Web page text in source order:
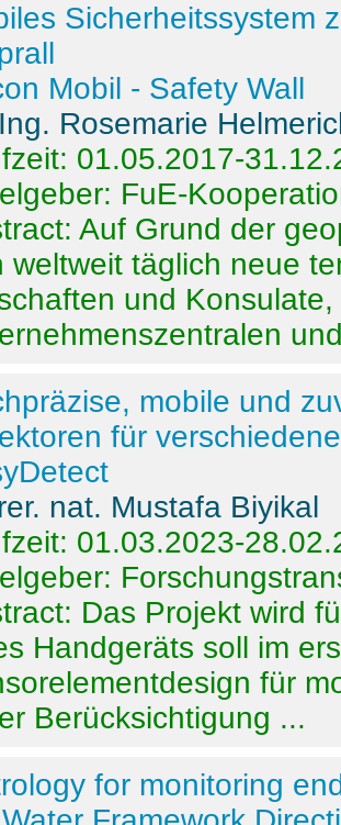
Sicherheitssystem
Mobil - Safety Wall
Rosemarie
01.05.2017-
FuE-
Auf Grund der
weltweit täglich neue
und
mobile und
für
nat. Mustafa Biyikal
01.03.2023-
Das Projekt wird
Handgeräts soll im
für
Berücksichtigung ...
for monitoring